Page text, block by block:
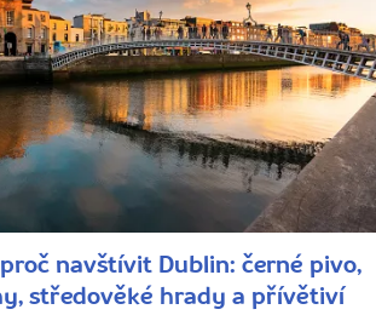
navštívit Dublin: černé pivo,
středověké hrady a přívětiví